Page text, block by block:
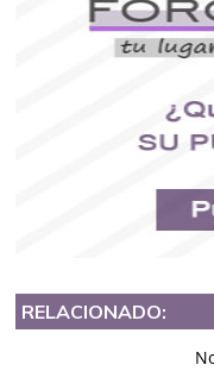
RELACIONADO: